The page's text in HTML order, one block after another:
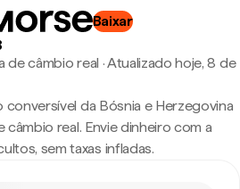
Baixar
de câmbio real ·Atualizado hoje, 8 de
conversível da Bósnia e Herzegovina
real. Envie dinheiro com a
sem taxas infladas.